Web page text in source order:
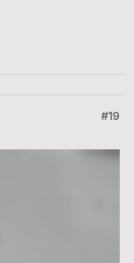
#19